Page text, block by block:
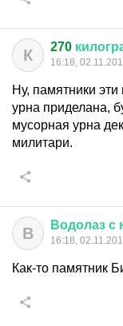
К 270
16:18,
Ну, памятники
урна приделана,
мусорная урна
милитари.
В Водолаз с
16:18,
Как-то памятник